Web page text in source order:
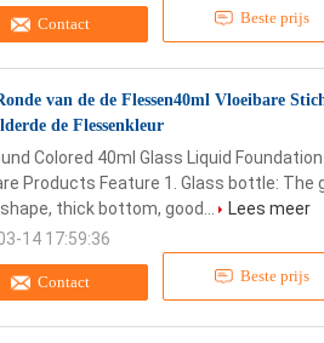
Contact Beste prijs
van de de Flessen40ml Vloeibare
de Flessenkleur
Contact Beste prijs
Colored 40ml Glass Liquid
Products Feature 1. Glass bottle:
thick bottom, good...
Lees meer
14 17:59:36